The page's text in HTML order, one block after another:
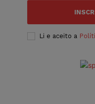
Li e aceito a